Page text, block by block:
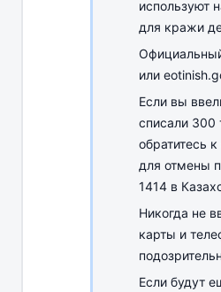
используют
для кражи
или
Если вы
списали 300
обратитесь
для отмены
1414 в
Никогда не
карты и
Если будут